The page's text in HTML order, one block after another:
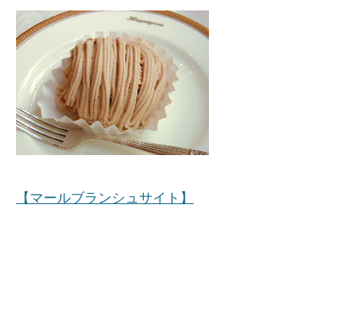
【マールブランシュサイト】